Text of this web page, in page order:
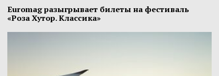
Euromag разыгрывает билеты на фестиваль
«Роза Хутор. Классика»